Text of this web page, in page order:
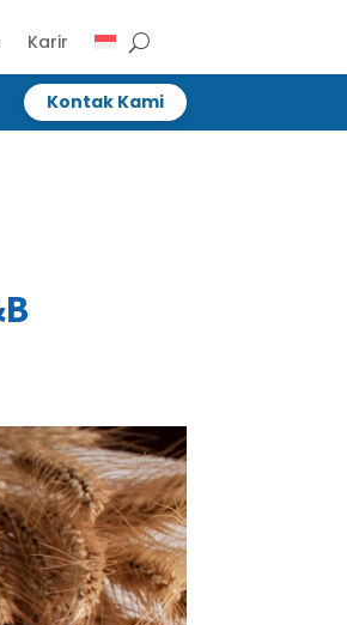
Karir
Kontak Kami
Kontak Kami